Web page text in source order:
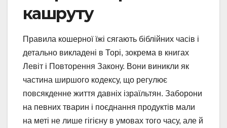
кашруту
Правила кошерної їжі сягають біблійних часів і
детально викладені в Торі, зокрема в книгах
Левіт і Повторення Закону. Вони виникли як
частина ширшого кодексу, що регулює
повсякденне життя давніх ізраїльтян. Заборони
на певних тварин і поєднання продуктів мали
на меті не лише гігієну в умовах того часу, але й